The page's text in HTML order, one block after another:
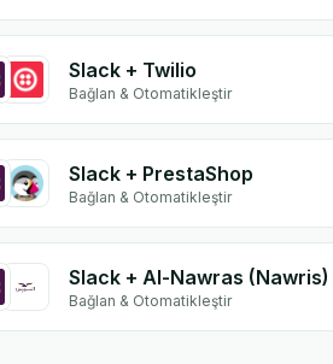
Slack + Twilio
Bağlan & Otomatikleştir
Slack + PrestaShop
Bağlan & Otomatikleştir
Slack + Al-Nawras (Nawris)
Bağlan & Otomatikleştir